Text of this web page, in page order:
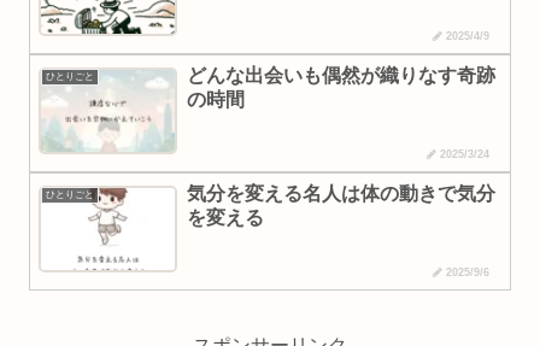
2025/4/9
ひとりごと
どんな出会いも偶然が織りなす奇跡
の時間
2025/3/24
ひとりごと
気分を変える名人は体の動きで気分
を変える
2025/9/6